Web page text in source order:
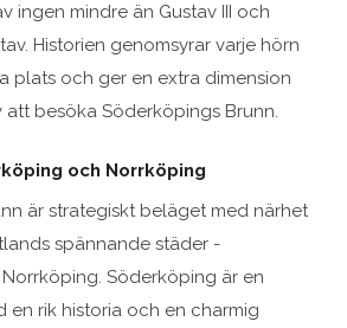
ingen mindre än Gustav III och
Historien genomsyrar varje hörn
plats och ger en extra dimension
besöka Söderköpings Brunn.
och Norrköping
är strategiskt beläget med närhet
spännande städer -
Söderköping är en
en rik historia och en charmig